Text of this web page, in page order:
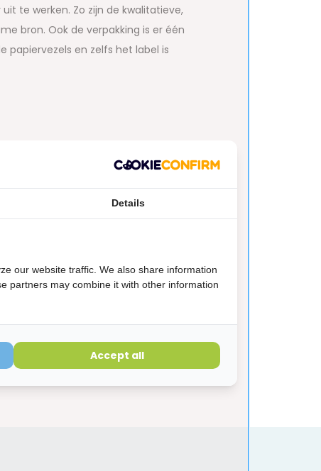
te werken. Zo zijn de kwalitatieve,
bron. Ook de verpakking is er één
papiervezels en zelfs het label is
niet geretourneerd worden en
Details
our website traffic. We also share information
partners may combine it with other information
Accept all